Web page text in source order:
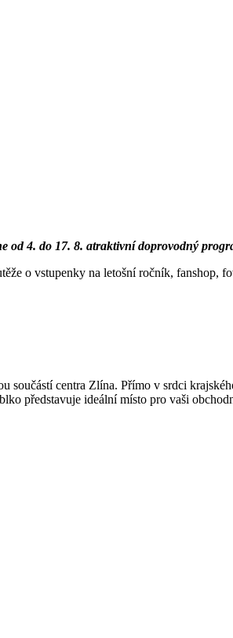
od 4. do 17. 8. atraktivní doprovodný
o vstupenky na letošní ročník, fanshop,
součástí centra Zlína. Přímo v srdci
představuje ideální místo pro vaši